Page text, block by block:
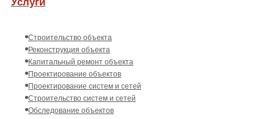
Строительство объекта
Реконструкция объекта
Капитальный ремонт объекта
Проектирование объектов
Проектирование систем и сетей
Строительство систем и сетей
Обследование объектов